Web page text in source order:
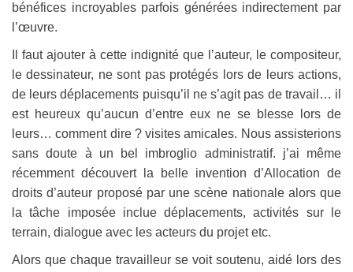
bénéfices incroyables parfois générées indirectement par
l’œuvre.
Il faut ajouter à cette indignité que l’auteur, le compositeur,
le dessinateur, ne sont pas protégés lors de leurs actions,
de leurs déplacements puisqu’il ne s’agit pas de travail… il
est heureux qu’aucun d’entre eux ne se blesse lors de
leurs… comment dire ? visites amicales. Nous assisterions
sans doute à un bel imbroglio administratif. j’ai même
récemment découvert la belle invention d’Allocation de
droits d’auteur proposé par une scène nationale alors que
la tâche imposée inclue déplacements, activités sur le
terrain, dialogue avec les acteurs du projet etc.
Alors que chaque travailleur se voit soutenu, aidé lors des